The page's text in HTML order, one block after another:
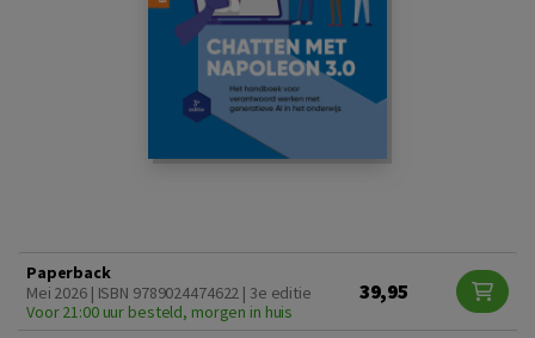
Paperback
Mei 2026 | ISBN 9789024474622 | 3e editie
Voor 21:00 uur besteld, morgen in huis
39,95